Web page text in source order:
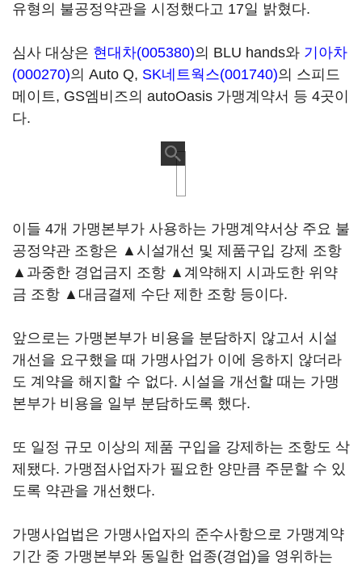
유형의 불공정약관을 시정했다고 17일 밝혔다.
심사 대상은 현대차(005380)의 BLU hands와 기아차
(000270)의 Auto Q, SK네트웍스(001740)의 스피드
메이트, GS엠비즈의 autoOasis 가맹계약서 등 4곳이
다.
이들 4개 가맹본부가 사용하는 가맹계약서상 주요 불
공정약관 조항은 ▲시설개선 및 제품구입 강제 조항
▲과중한 경업금지 조항 ▲계약해지 시과도한 위약
금 조항 ▲대금결제 수단 제한 조항 등이다.
앞으로는 가맹본부가 비용을 분담하지 않고서 시설
개선을 요구했을 때 가맹사업가 이에 응하지 않더라
도 계약을 해지할 수 없다. 시설을 개선할 때는 가맹
본부가 비용을 일부 분담하도록 했다.
또 일정 규모 이상의 제품 구입을 강제하는 조항도 삭
제됐다. 가맹점사업자가 필요한 양만큼 주문할 수 있
도록 약관을 개선했다.
가맹사업법은 가맹사업자의 준수사항으로 가맹계약
기간 중 가맹본부와 동일한 업종(경업)을 영위하는